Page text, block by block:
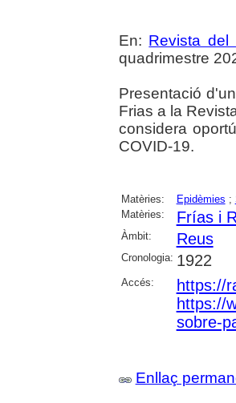
En: Revista del
quadrimestre
Presentació
Frias a la
considera
COVID-19.
Matèries: Epidèmies ;
Matèries:
Frías i
Àmbit: Reus
Cronologia: 1922
Accés:
https://
https://
sobre-
Enllaç